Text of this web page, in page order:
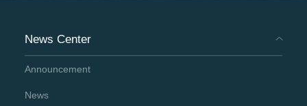
News Center
Announcement
News